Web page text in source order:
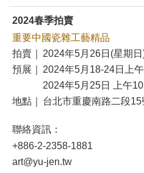
2024春季拍賣
重要中國瓷雜工藝精品
拍賣｜
2024年5月26日(星期
預展｜
2024年5月18-24日上
2024年5月25日 上午
地點｜
台北市重慶南路二段
聯絡資訊：
+886-2-2358-1881
art@yu-jen.tw